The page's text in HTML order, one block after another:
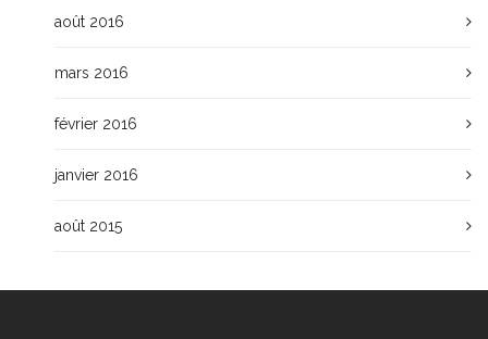
août 2016
mars 2016
février 2016
janvier 2016
août 2015